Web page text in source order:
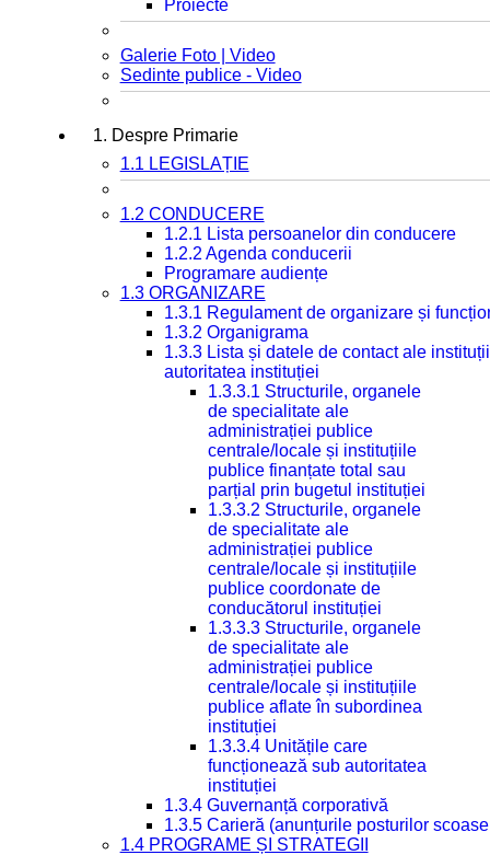
Proiecte
Galerie Foto | Video
Sedinte publice - Video
1. Despre Primarie
1.1 LEGISLAȚIE
1.2 CONDUCERE
1.2.1 Lista persoanelor din conducere
1.2.2 Agenda conducerii
Programare audiențe
1.3 ORGANIZARE
1.3.1 Regulament de organizare și
1.3.2 Organigrama
1.3.3 Lista și datele de contact ale
autoritatea instituției
1.3.3.1 Structurile, organele
de specialitate ale
administrației publice
centrale/locale și instituțiile
publice finanțate total sau
parțial prin bugetul instituției
1.3.3.2 Structurile, organele
de specialitate ale
administrației publice
centrale/locale și instituțiile
publice coordonate de
conducătorul instituției
1.3.3.3 Structurile, organele
de specialitate ale
administrației publice
centrale/locale și instituțiile
publice aflate în subordinea
instituției
1.3.3.4 Unitățile care
funcționează sub autoritatea
instituției
1.3.4 Guvernanță corporativă
1.3.5 Carieră (anunțurile posturilor
1.4 PROGRAME ȘI STRATEGII